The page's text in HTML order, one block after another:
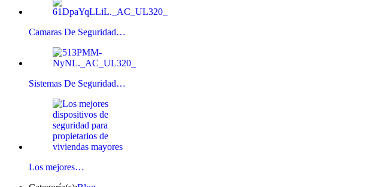
Camaras De Seguridad…
Sistemas De Seguridad…
Los mejores…